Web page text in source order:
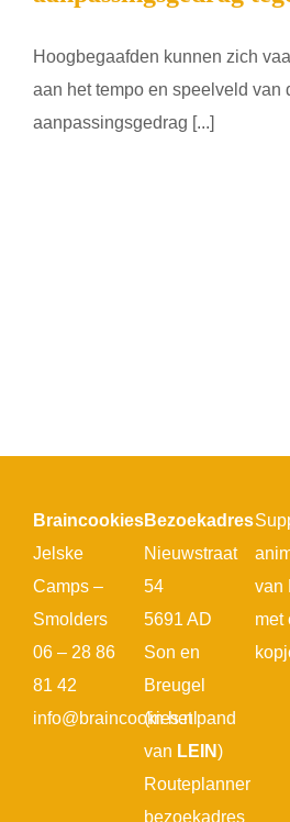
Hoogbegaafden kunnen zich
aan het tempo en speelveld van
aanpassingsgedrag [...]
Braincookies
Jelske
Camps –
Smolders
06 – 28 86
81 42
info@braincookies.nl
Bezoekadres
Nieuwstraat
54
5691 AD
Son en
Breugel
(in het pand
van LEIN)
Routeplanner
bezoekadres
van
met